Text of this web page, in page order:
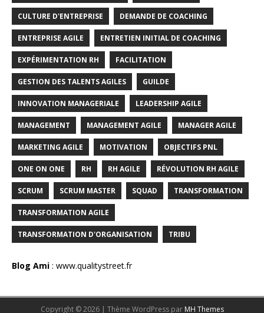
CULTURE D'ENTREPRISE DEMANDE DE COACHING
ENTREPRISE AGILE ENTRETIEN INITIAL DE COACHING
EXPÉRIMENTATION RH FACILITATION
GESTION DES TALENTS AGILES GUILDE
INNOVATION MANAGERIALE LEADERSHIP AGILE
MANAGEMENT MANAGEMENT AGILE MANAGER AGILE
MARKETING AGILE MOTIVATION OBJECTIFS PNL
ONE ON ONE RH RH AGILE RÉVOLUTION RH AGILE
SCRUM SCRUM MASTER SQUAD TRANSFORMATION
TRANSFORMATION AGILE
TRANSFORMATION D'ORGANISATION TRIBU
Blog Ami : www.qualitystreet.fr
Copyright © 2026 | Thème WordPress par MH Themes